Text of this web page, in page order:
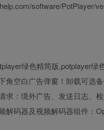
software/PotPlayer/
绿色精简版,potplayer绿
角空白广告弹窗！卸载可选
求：境外广告、发送日志、
解码器及视频解码器组件：